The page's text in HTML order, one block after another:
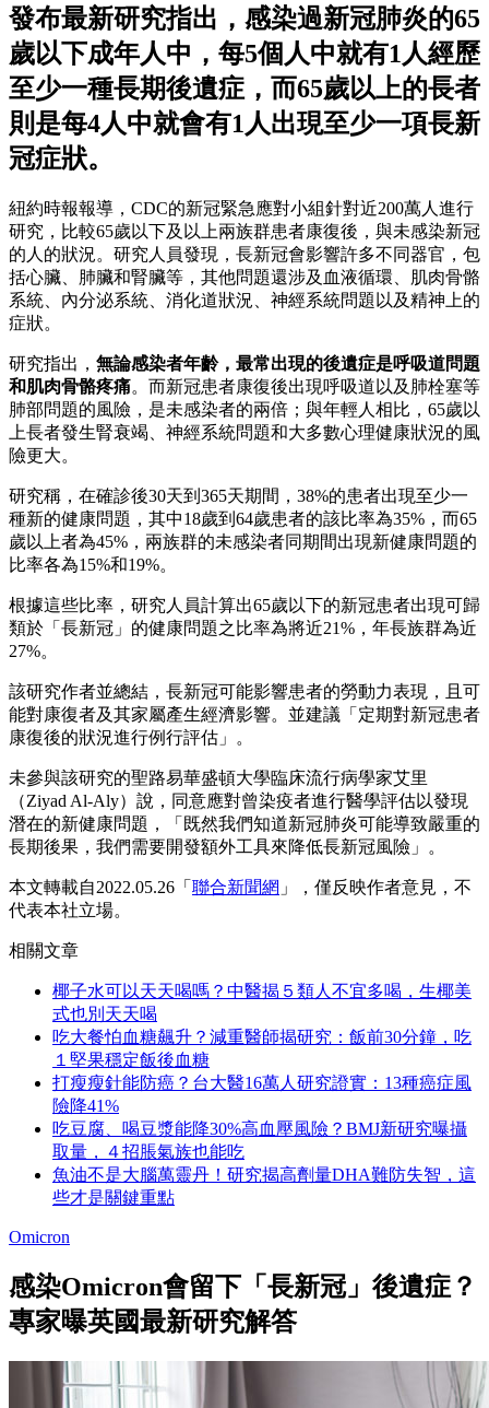
發布最新研究指出，感染過新冠肺炎的65
歲以下成年人中，每5個人中就有1人經歷
至少一種長期後遺症，而65歲以上的長者
則是每4人中就會有1人出現至少一項長新
冠症狀。
紐約時報報導，CDC的新冠緊急應對小組針對近200萬人進行
研究，比較65歲以下及以上兩族群患者康復後，與未感染新冠
的人的狀況。研究人員發現，長新冠會影響許多不同器官，包
括心臟、肺臟和腎臟等，其他問題還涉及血液循環、肌肉骨骼
系統、內分泌系統、消化道狀況、神經系統問題以及精神上的
症狀。
研究指出， 無論感染者年齡，最常出現的後遺症是呼吸道問題
和肌肉骨骼疼痛。而新冠患者康復後出現呼吸道以及肺栓塞等
肺部問題的風險，是未感染者的兩倍；與年輕人相比，65歲以
上長者發生腎衰竭、神經系統問題和大多數心理健康狀況的風
險更大。
研究稱，在確診後30天到365天期間，38%的患者出現至少一
種新的健康問題，其中18歲到64歲患者的該比率為35%，而65
歲以上者為45%，兩族群的未感染者同期間出現新健康問題的
比率各為15%和19%。
根據這些比率，研究人員計算出65歲以下的新冠患者出現可歸
類於「長新冠」的健康問題之比率為將近21%，年長族群為近
27%。
該研究作者並總結，長新冠可能影響患者的勞動力表現，且可
能對康復者及其家屬產生經濟影響。並建議「定期對新冠患者
康復後的狀況進行例行評估」。
未參與該研究的聖路易華盛頓大學臨床流行病學家艾里
（Ziyad Al-Aly）說，同意應對曾染疫者進行醫學評估以發現
潛在的新健康問題，「既然我們知道新冠肺炎可能導致嚴重的
長期後果，我們需要開發額外工具來降低長新冠風險」。
本文轉載自2022.05.26「 聯合新聞網 」，僅反映作者意見，不
代表本社立場。
相關文章
椰子水可以天天喝嗎？中醫揭５類人不宜多喝，生椰美
式也別天天喝
吃大餐怕血糖飆升？減重醫師揭研究：飯前30分鐘，吃
１堅果穩定飯後血糖
打瘦瘦針能防癌？台大醫16萬人研究證實：13種癌症風
險降41%
吃豆腐、喝豆漿能降30%高血壓風險？BMJ新研究曝攝
取量，４招脹氣族也能吃
魚油不是大腦萬靈丹！研究揭高劑量DHA難防失智，這
些才是關鍵重點
Omicron
感染Omicron會留下「長新冠」後遺症？
專家曝英國最新研究解答